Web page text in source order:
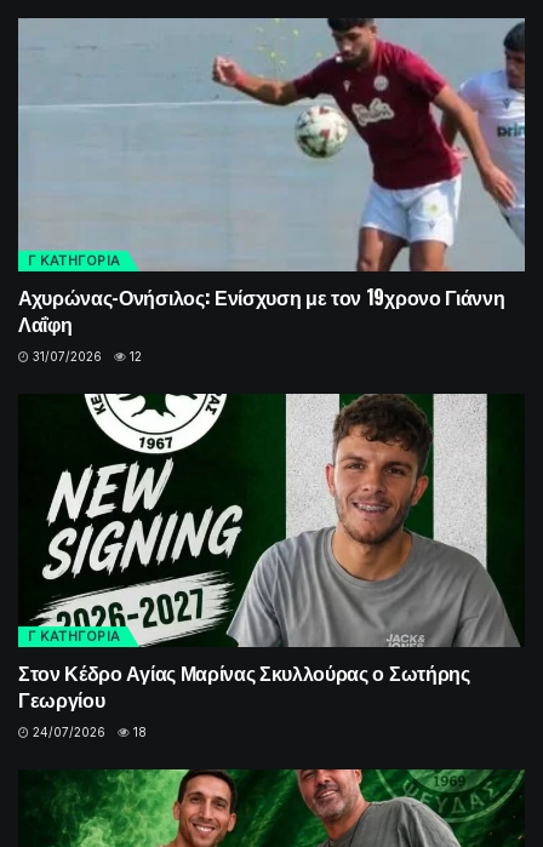
Γ ΚΑΤΗΓΟΡΙΑ
Αχυρώνας-Ονήσιλος: Ενίσχυση με τον 19χρονο Γιάννη
Λαΐφη
31/07/2026 12
Γ ΚΑΤΗΓΟΡΙΑ
Στον Κέδρο Αγίας Μαρίνας Σκυλλούρας ο Σωτήρης
Γεωργίου
24/07/2026 18